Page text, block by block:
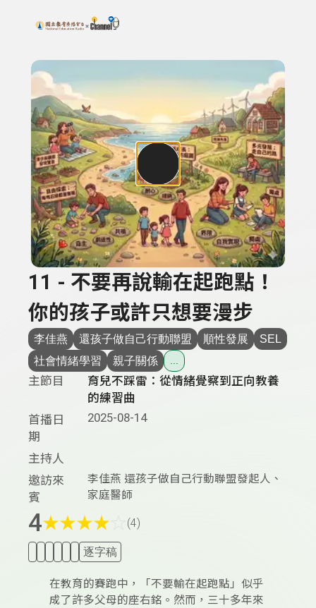
上方功能區塊
搜尋關鍵字：可輸入節目名稱、主持人或關鍵字
11 - 不要再說輸在起跑點！
你的孩子或許只想要漫步
李佳燕 還孩子做自己行動聯盟 順性發展
SEL
社會情緒學習
親子關係 ...
主節目
育兒不踩雷：從情緒覺察到正向教養
的練習曲
首播日
期
2025-08-14
主持人
邀訪來
賓
李佳燕 還孩子做自己行動聯盟發起人、
家庭醫師
4★★★★ (4)
逐字稿
在教育的賽跑中，「不要輸在起跑點」似乎
成了許多父母的座右銘。然而，三十多年來